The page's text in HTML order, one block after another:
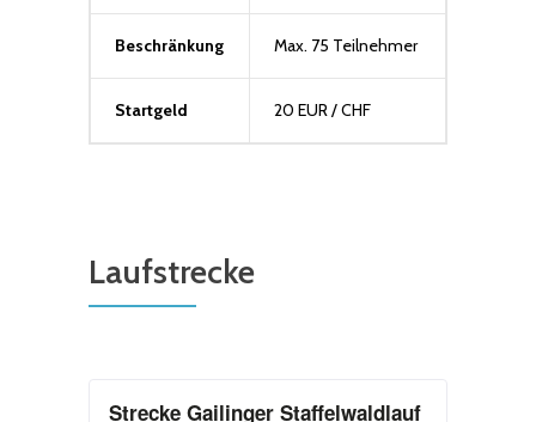
Beschränkung Max. 75 Teilnehmer
Startgeld 20 EUR / CHF
Laufstrecke